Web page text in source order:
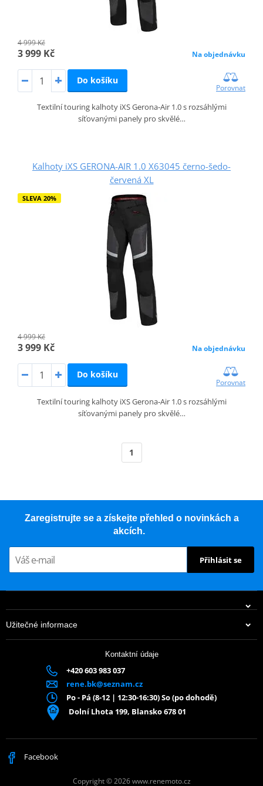
4 999 Kč
3 999 Kč Na objednávku
Do košíku
Porovnat
Textilní touring kalhoty iXS Gerona‑Air 1.0 s rozsáhlými
síťovanými panely pro skvělé…
Kalhoty iXS GERONA-AIR 1.0 X63045 černo-šedo-
červená XL
SLEVA 20%
4 999 Kč
3 999 Kč Na objednávku
Do košíku
Porovnat
Textilní touring kalhoty iXS Gerona‑Air 1.0 s rozsáhlými
síťovanými panely pro skvělé…
1
Zaregistrujte se a získejte přehled o novinkách a
akcích.
Přihlásit se
Užitečné informace
Kontaktní údaje
+420 603 983 037
rene.bk@seznam.cz
Po - Pá (8-12 | 12:30-16:30) So (po dohodě)
Dolní Lhota 199, Blansko 678 01
Facebook
Copyright © 2026 www.renemoto.cz